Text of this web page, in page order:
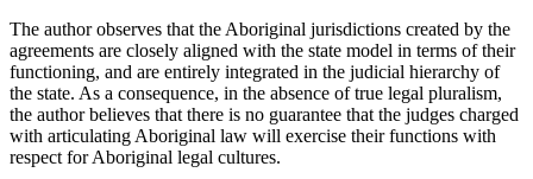
The author observes that the Aboriginal jurisdictions created by the
agreements are closely aligned with the state model in terms of their
functioning, and are entirely integrated in the judicial hierarchy of
the state. As a consequence, in the absence of true legal pluralism,
the author believes that there is no guarantee that the judges charged
with articulating Aboriginal law will exercise their functions with
respect for Aboriginal legal cultures.